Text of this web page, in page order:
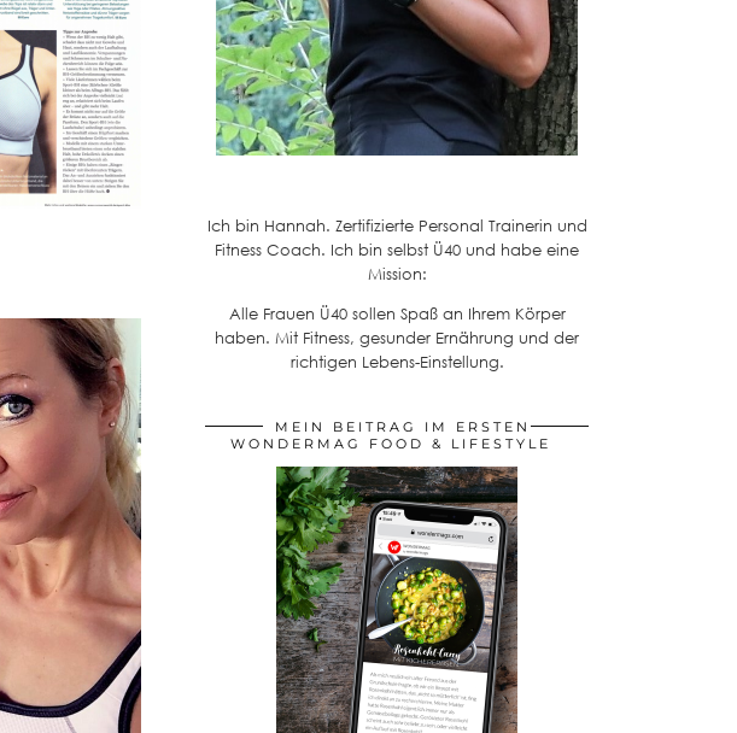
Ich bin Hannah. Zertifizierte Personal Trainerin und
Fitness Coach. Ich bin selbst Ü40 und habe eine
Mission:
Alle Frauen Ü40 sollen Spaß an Ihrem Körper
haben. Mit Fitness, gesunder Ernährung und der
richtigen Lebens-Einstellung.
MEIN BEITRAG IM ERSTEN
WONDERMAG FOOD & LIFESTYLE